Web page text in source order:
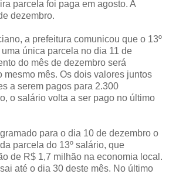
parcela foi paga em agosto. A
dezembro.
a prefeitura comunicou que o 13º
única parcela no dia 11 de
do mês de dezembro será
mesmo mês. Os dois valores juntos
a serem pagos para 2.300
o salário volta a ser pago no último
para o dia 10 de dezembro o
parcela do 13º salário, que
de R$ 1,7 milhão na economia local.
até o dia 30 deste mês. No último